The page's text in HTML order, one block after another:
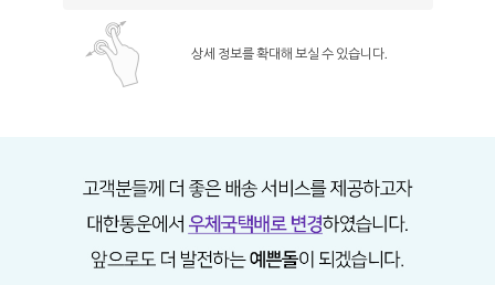
상세 정보를 확대해 보실 수 있습니다.